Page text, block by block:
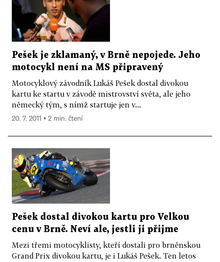
Pešek je zklamaný, v Brně nepojede. Jeho
motocykl není na MS připravený
Motocyklový závodník Lukáš Pešek dostal divokou
kartu ke startu v závodě mistrovství světa, ale jeho
německý tým, s nímž startuje jen v...
20. 7. 2011 ▪ 2 min. čtení
Pešek dostal divokou kartu pro Velkou
cenu v Brně. Neví ale, jestli ji přijme
Mezi třemi motocyklisty, kteří dostali pro brněnskou
Grand Prix divokou kartu, je i Lukáš Pešek. Ten letos